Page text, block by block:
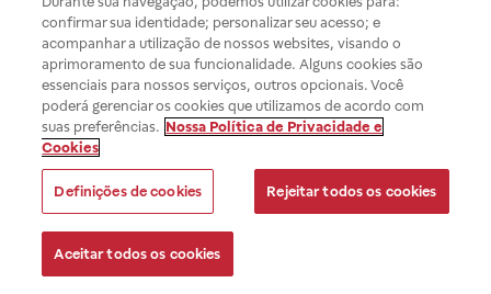
confirmar sua identidade; personalizar seu acesso; e
acompanhar a utilização de nossos websites, visando o
aprimoramento de sua funcionalidade. Alguns cookies são
essenciais para nossos serviços, outros opcionais. Você
poderá gerenciar os cookies que utilizamos de acordo com
suas preferências. Nossa Política de Privacidade e
Cookies
Definições de cookies Rejeitar todos os cookies
Aceitar todos os cookies